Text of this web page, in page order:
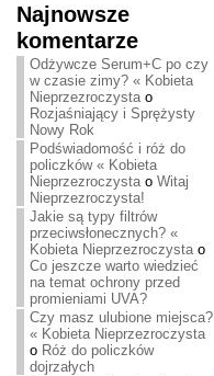
Najnowsze
komentarze
Odżywcze Serum+C po czy
w czasie zimy? « Kobieta
Nieprzezroczystao
Rozjaśniający i Sprężysty
Nowy Rok
Podświadomość i róż do
policzków « Kobieta
Nieprzezroczystao Witaj
Nieprzezroczysta!
Jakie są typy filtrów
przeciwsłonecznych? «
Kobieta Nieprzezroczystao
Co jeszcze warto wiedzieć
na temat ochrony przed
promieniami UVA?
Czy masz ulubione miejsca?
« Kobieta Nieprzezroczysta
o Róż do policzków
dojrzałych